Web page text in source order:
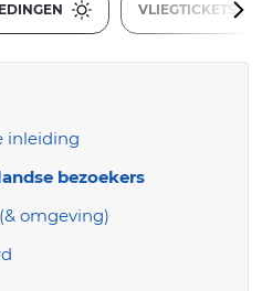
VLIEGTICKETS
inleiding
bezoekers
omgeving)